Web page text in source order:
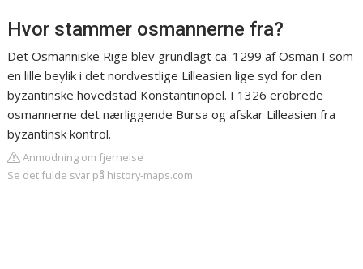
Hvor stammer osmannerne fra?
Det Osmanniske Rige blev grundlagt ca. 1299 af Osman I som
en lille beylik i det nordvestlige Lilleasien lige syd for den
byzantinske hovedstad Konstantinopel. I 1326 erobrede
osmannerne det nærliggende Bursa og afskar Lilleasien fra
byzantinsk kontrol.
Anmodning om fjernelse
Se det fulde svar på history-maps.com